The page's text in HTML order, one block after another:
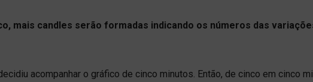
mais candles serão formadas indicando os números das
acompanhar o gráfico de cinco minutos. Então, de cinco em cinco